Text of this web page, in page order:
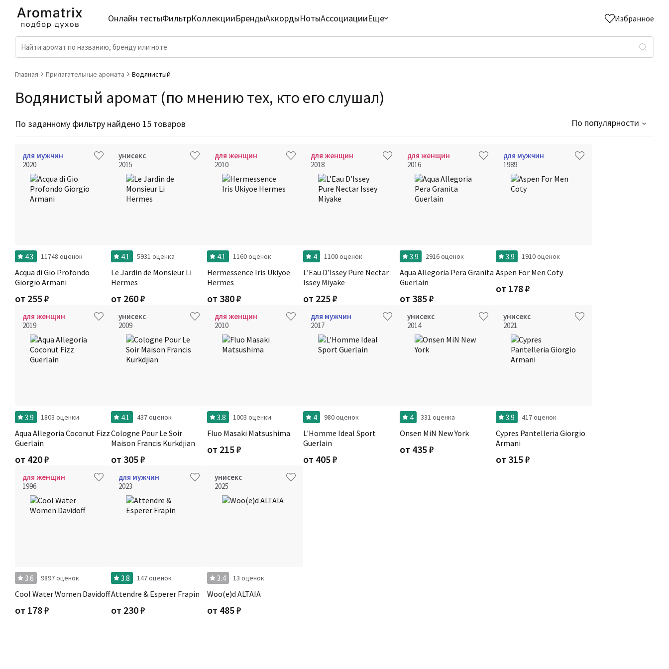
Онлайн тестыФильтрКоллекцииБрендыАккордыНотыАссоциацииЕще Избранное
Главная Прилагательные аромата Водянистый
Водянистый аромат (по мнению тех, кто его слушал)
По заданному фильтру найдено 15 товаров По популярности
для мужчин
2020
4.3 11748 оценок
Acqua di Gio Profondo
Giorgio Armani
от 255₽
унисекс
2015
4.1 5931 оценка
Le Jardin de Monsieur Li
Hermes
от 260₽
для женщин
2010
4.1 1160 оценок
Hermessence Iris Ukiyoe
Hermes
от 380₽
для женщин
2018
4 1100 оценок
L’Eau D’Issey Pure Nectar
Issey Miyake
от 225₽
для женщин
2016
3.9 2916 оценок
Aqua Allegoria Pera Granita
Guerlain
от 385₽
для мужчин
1989
3.9 1910 оценок
Aspen For Men Coty
от 178₽
для женщин
2019
3.9 1803 оценки
Aqua Allegoria Coconut Fizz
Guerlain
от 420₽
унисекс
2009
4.1 437 оценок
Cologne Pour Le Soir
Maison Francis Kurkdjian
от 305₽
для женщин
2010
3.8 1003 оценки
Fluo Masaki Matsushima
от 215₽
для мужчин
2017
4 980 оценок
L'Homme Ideal Sport
Guerlain
от 405₽
унисекс
2014
4 331 оценка
Onsen MiN New York
от 435₽
унисекс
2021
3.9 417 оценок
Cypres Pantelleria Giorgio
Armani
от 315₽
для женщин
1996
3.6 9897 оценок
Cool Water Women Davidoff
от 178₽
для мужчин
2023
3.8 147 оценок
Attendre & Esperer Frapin
от 230₽
унисекс
2025
3.4 13 оценок
Woo(e)d ALTAIA
от 485₽